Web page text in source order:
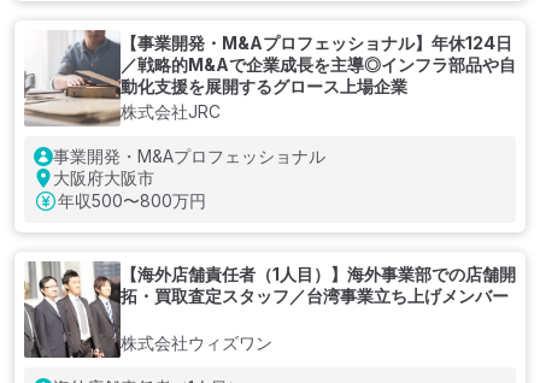
【事業開発・M&Aプロフェッショナル】年休124日
／戦略的M&Aで企業成長を主導◎インフラ部品や自
動化支援を展開するグロース上場企業
株式会社JRC
事業開発・M&Aプロフェッショナル
大阪府大阪市
年収500〜800万円
【海外店舗責任者（1人目）】海外事業部での店舗開
拓・買取査定スタッフ／台湾事業立ち上げメンバー
株式会社ウィズワン